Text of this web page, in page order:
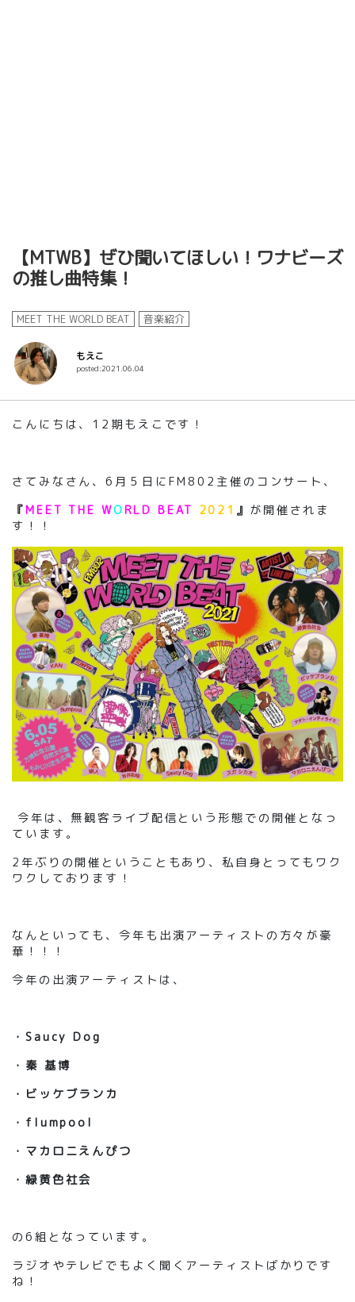
【MTWB】ぜひ聞いてほしい！ワナビーズ
の推し曲特集！
MEET THE WORLD BEAT 音楽紹介
もえこ
posted:2021.06.04
こんにちは、12期もえこです！
さてみなさん 、6 月５日に FM802主催の コンサート 、
『MEET THE WORLD BEAT 2021 』 が開催されま
す！
！
今年は、無観客ライブ配信という形態での開催となっ
ています。
2年ぶりの開催という こともあり 、 私自身とってもワク
ワクしております！
なんといっても、今年も出演アーティストの方々が豪
華！！！
今年の出演アーティストは、
・ Saucy Dog
・ 秦 基博
・ ビッケブランカ
・ flumpool
・ マカロニえんぴつ
・ 緑黄色社会
の6組となっています 。
ラジオやテレビでもよく聞くアーティストばかりです
ね ！